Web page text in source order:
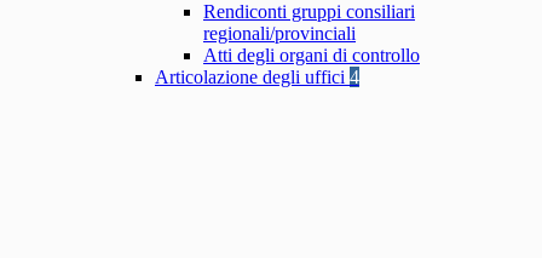
Rendiconti gruppi consiliari
regionali/provinciali
Atti degli organi di controllo
Articolazione degli uffici 4